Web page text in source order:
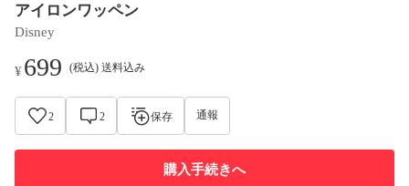
アイロンワッペン
Disney
¥699 (税込) 送料込み
2 2 保存 通報
購入手続きへ